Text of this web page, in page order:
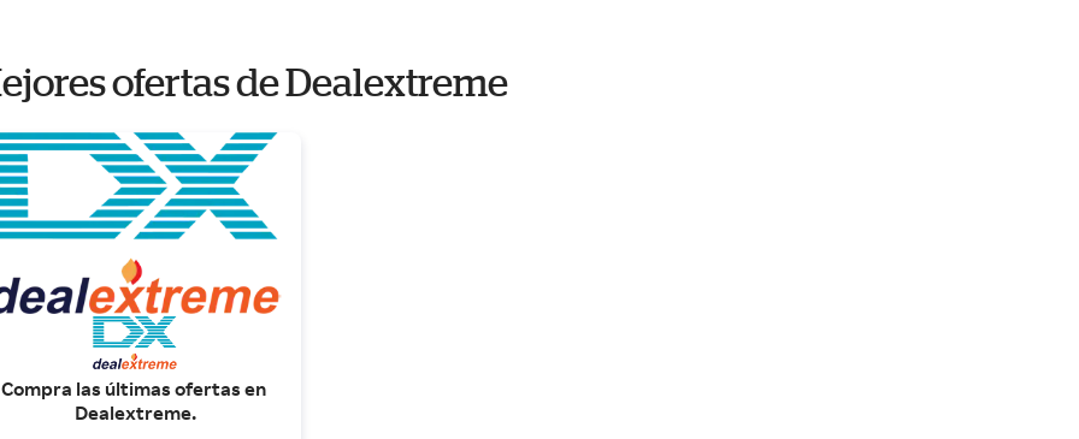
ofertas de Dealextreme
Compra las últimas ofertas en
Dealextreme.